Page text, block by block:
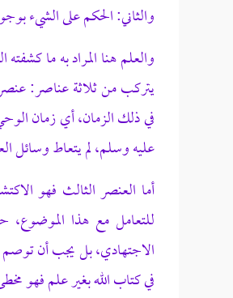
والثاني: الحكم على الشيء
والعلم هنا المراد به ما
يتركب من ثلاثة عناصر:
في ذلك الزمان، أي زمان
عليه وسلم، لم يتعاط وسائل
أما العنصر الثالث فهو
للتعامل مع هذا
الاجتهادي، بل يجب أن توصم
في كتاب الله بغير علم فهو